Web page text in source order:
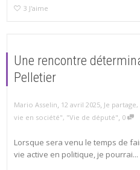
3 J'aime
Une rencontre
Pelletier
Mario Asselin, 12 avril 2025, Je partage,
vie en société", "Vie de député", 0
Lorsque sera venu le temps de
vie active en politique, je pourrai...